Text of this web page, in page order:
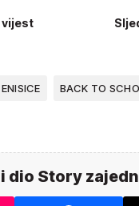
vijest
BACK TO
dio Story